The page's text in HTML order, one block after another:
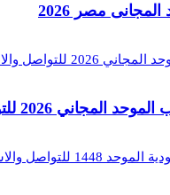
مصر 2026
للتواصل والاستفسار